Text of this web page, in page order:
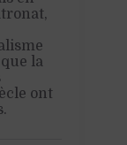
la
ont